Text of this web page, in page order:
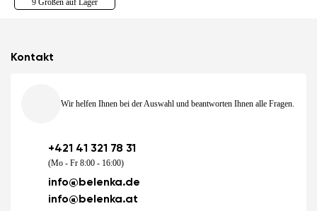
Kontakt
Wir helfen Ihnen bei der Auswahl und beantworten Ihnen alle Fragen.
+421 41 321 78 31
(Mo - Fr 8:00 - 16:00)
info@belenka.de
info@belenka.at